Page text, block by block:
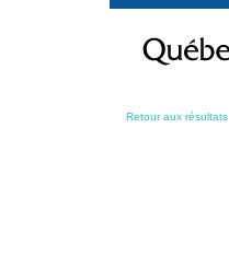
contenu
Retour aux résultats